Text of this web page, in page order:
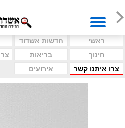
ראשי חדשות אשדוד
חינוך
בריאות
צרו איתנו קשר
אירועים